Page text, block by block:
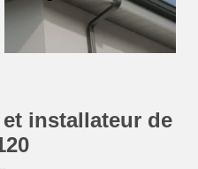
installateur de